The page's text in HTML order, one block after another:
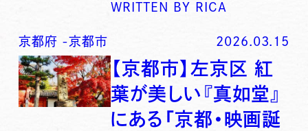
WRITTEN BY RICA
京都府 -京都市 2026.03.15
【京都市】左京区 紅
葉が美しい『真如堂』
にある「京都・映画誕